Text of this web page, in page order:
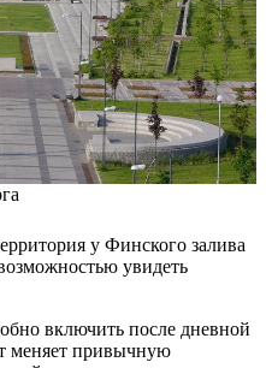
у Финского залива
увидеть
включить после дневной
меняет привычную